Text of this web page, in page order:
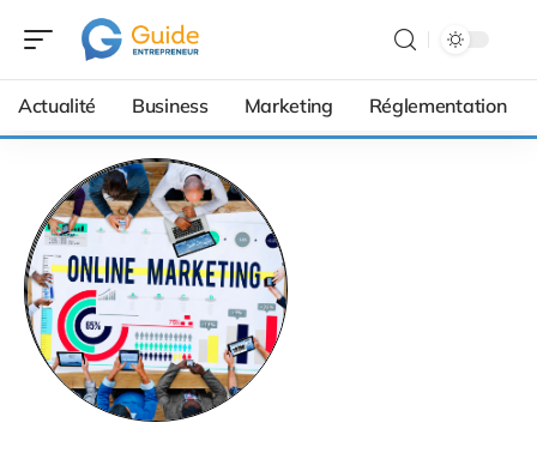
Actualité Business Marketing Réglementation